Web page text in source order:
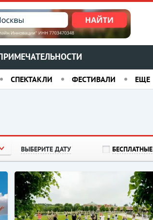
СПЕКТАКЛИ ФЕСТИВАЛИ ЕЩЕ
ВЫБЕРИТЕ ДАТУ БЕСПЛАТНЫЕ